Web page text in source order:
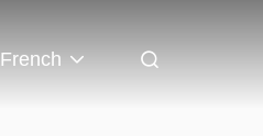
French